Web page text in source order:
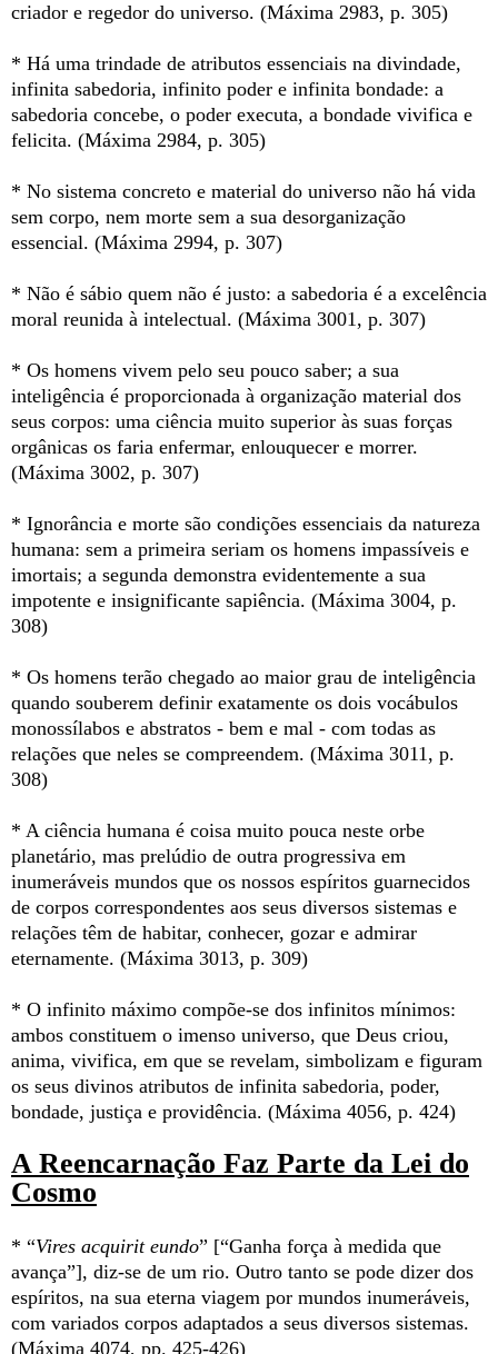
criador e regedor do universo. (Máxima 2983, p. 305)
* Há uma trindade de atributos essenciais na divindade,
infinita sabedoria, infinito poder e infinita bondade: a
sabedoria concebe, o poder executa, a bondade vivifica e
felicita. (Máxima 2984, p. 305)
* No sistema concreto e material do universo não há vida
sem corpo, nem morte sem a sua desorganização
essencial. (Máxima 2994, p. 307)
* Não é sábio quem não é justo: a sabedoria é a excelência
moral reunida à intelectual. (Máxima 3001, p. 307)
* Os homens vivem pelo seu pouco saber; a sua
inteligência é proporcionada à organização material dos
seus corpos: uma ciência muito superior às suas forças
orgânicas os faria enfermar, enlouquecer e morrer.
(Máxima 3002, p. 307)
* Ignorância e morte são condições essenciais da natureza
humana: sem a primeira seriam os homens impassíveis e
imortais; a segunda demonstra evidentemente a sua
impotente e insignificante sapiência. (Máxima 3004, p.
308)
* Os homens terão chegado ao maior grau de inteligência
quando souberem definir exatamente os dois vocábulos
monossílabos e abstratos - bem e mal - com todas as
relações que neles se compreendem. (Máxima 3011, p.
308)
* A ciência humana é coisa muito pouca neste orbe
planetário, mas prelúdio de outra progressiva em
inumeráveis mundos que os nossos espíritos guarnecidos
de corpos correspondentes aos seus diversos sistemas e
relações têm de habitar, conhecer, gozar e admirar
eternamente. (Máxima 3013, p. 309)
* O infinito máximo compõe-se dos infinitos mínimos:
ambos constituem o imenso universo, que Deus criou,
anima, vivifica, em que se revelam, simbolizam e figuram
os seus divinos atributos de infinita sabedoria, poder,
bondade, justiça e providência. (Máxima 4056, p. 424)
A Reencarnação Faz Parte da Lei do
Cosmo
* “Vires acquirit eundo” [“Ganha força à medida que
avança”], diz-se de um rio. Outro tanto se pode dizer dos
espíritos, na sua eterna viagem por mundos inumeráveis,
com variados corpos adaptados a seus diversos sistemas.
(Máxima 4074, pp. 425-426)